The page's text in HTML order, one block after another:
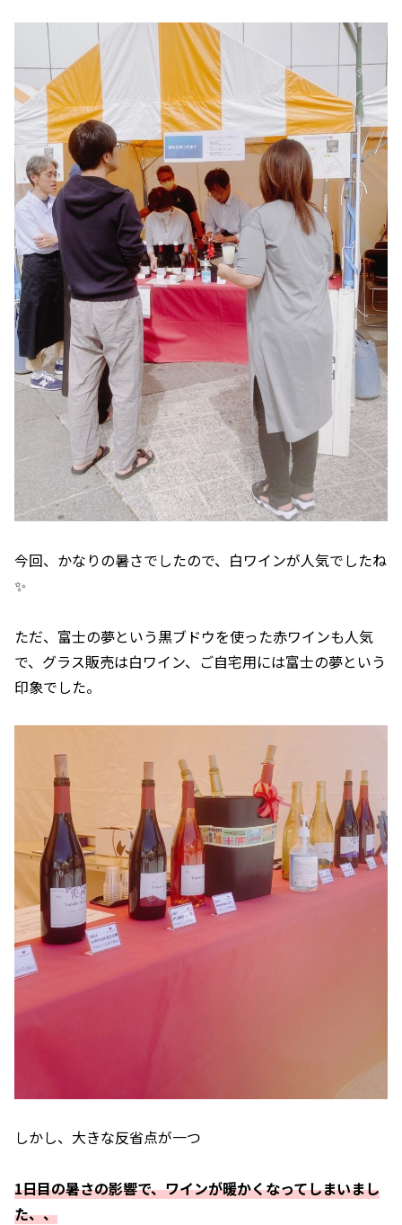
今回、かなりの暑さでしたので、白ワインが人気でしたね
✨
ただ、富士の夢という黒ブドウを使った赤ワインも人気
で、グラス販売は白ワイン、ご自宅用には富士の夢という
印象でした。
しかし、大きな反省点が一つ
1日目の暑さの影響で、ワインが暖かくなってしまいまし
た、、